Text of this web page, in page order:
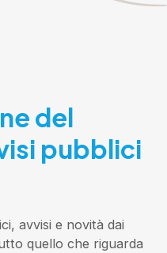
del
pubblici
avvisi e novità dai
quello che riguarda